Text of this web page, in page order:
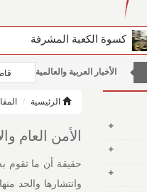
كسوة الكعبة المشرفة
الأخبار العربية والعالمية
محليات
الرئيسية
الأمن العام
حقيقة أن ما تقوم
وانتشارها والحد